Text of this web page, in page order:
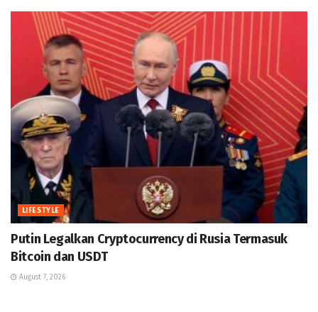
LIFESTYLE
Putin Legalkan Cryptocurrency di Rusia Termasuk
Bitcoin dan USDT
August 7, 2026